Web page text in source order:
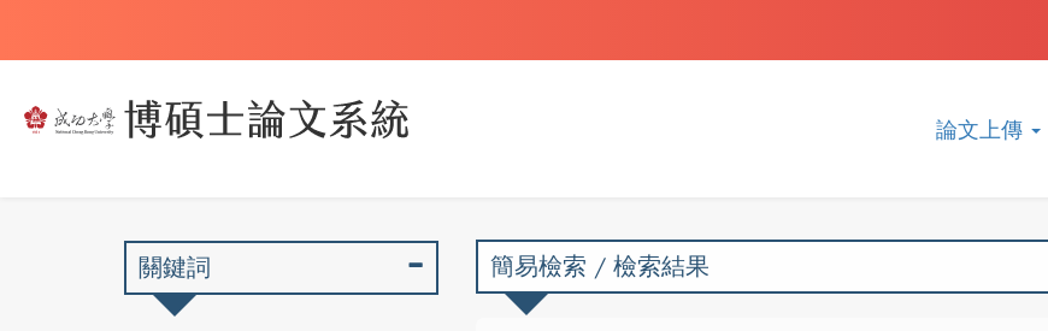
論文上傳
簡易檢索 / 檢索結果
關鍵詞